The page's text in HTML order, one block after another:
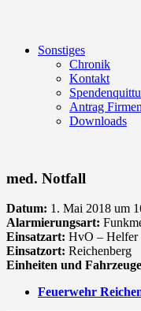
Sonstiges
Chronik
Kontakt
Antrag
Downloads
med. Notfall
Datum: 1. Mai 2018 um
Alarmierungsart:
Einsatzart: HvO – Helfer
Einsatzort: Reichenberg
Einheiten und
Feuerwehr